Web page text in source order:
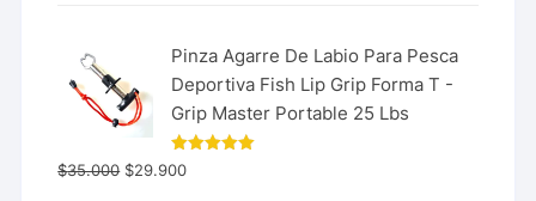
Pinza Agarre De Labio Para Pesca
Deportiva Fish Lip Grip Forma T -
Grip Master Portable 25 Lbs
Valorado
con
$35.000 $29.900